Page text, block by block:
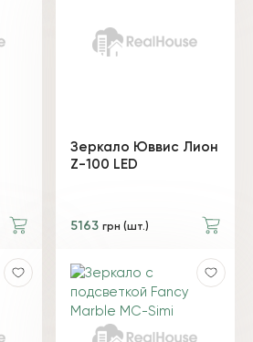
Зеркало Юввис Лион
Z-100 LED
5163 грн (шт.)